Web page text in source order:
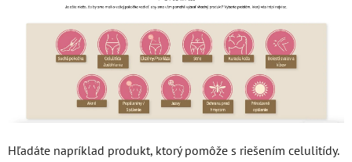
Hľadáte napríklad produkt, ktorý pomôže s riešením celulitídy.